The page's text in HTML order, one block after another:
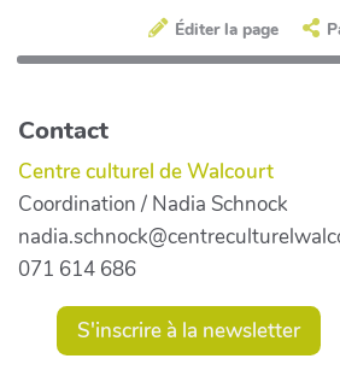
Éditer la page
Contact
Centre culturel de Walcourt
Coordination / Nadia Schnock
071 614 686
S'inscrire à la newsletter